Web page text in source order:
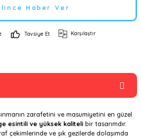
Haber Ver
Tavsiye Et Karşılaştır
zarafetini ve masumiyetini en güzel
esintili ve yüksek kaliteli bir tasarımdır.
çekimlerinde ve şık gezilerde dolaşımda